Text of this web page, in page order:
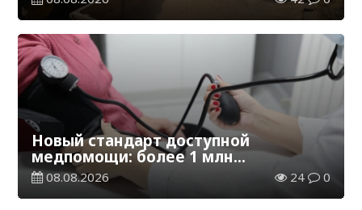
Новый стандарт доступной
медпомощи: более 1 млн
казахстанцев получили
телемедицинские услуги
08.08.2026 24 0